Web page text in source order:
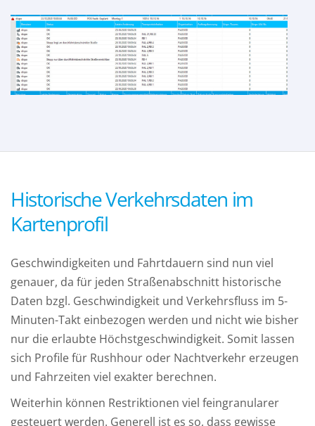
Historische Verkehrsdaten im
Kartenprofil
Geschwindigkeiten und Fahrtdauern sind nun viel
genauer, da für jeden Straßenabschnitt historische
Daten bzgl. Geschwindigkeit und Verkehrsfluss im 5-
Minuten-Takt einbezogen werden und nicht wie bisher
nur die erlaubte Höchstgeschwindigkeit. Somit lassen
sich Profile für Rushhour oder Nachtverkehr erzeugen
und Fahrzeiten viel exakter berechnen.
Weiterhin können Restriktionen viel feingranularer
gesteuert werden. Generell ist es so, dass gewisse